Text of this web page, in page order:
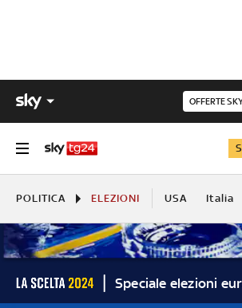
OFFERTE
POLITICA ELEZIONI USA Italia
Speciale elezioni